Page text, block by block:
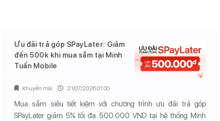
Ưu đãi trả góp SPayLater: Giảm
đến 500k khi mua sắm tại Minh
Tuấn Mobile
Mua sắm siêu tiết kiệm với chương trình ưu đãi trả góp
SPayLater giảm 5% tối đa 500.000 VND tại hệ thống Minh
Khuyến mãi 21/07/2026 01:00